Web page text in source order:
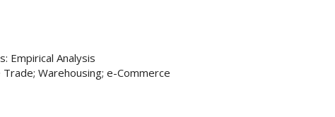
Empirical Analysis
Warehousing; e-Commerce